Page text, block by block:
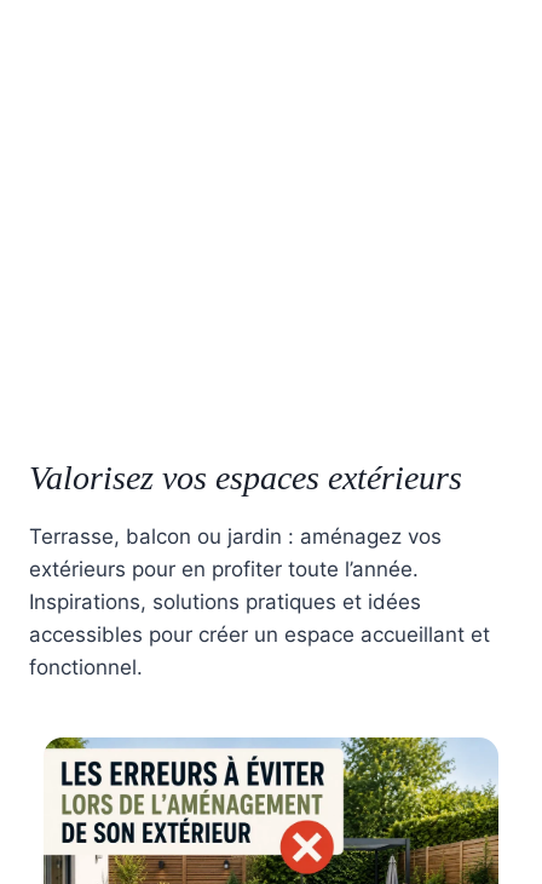
Valorisez vos espaces extérieurs
Terrasse, balcon ou jardin : aménagez vos
extérieurs pour en profiter toute l’année.
Inspirations, solutions pratiques et idées
accessibles pour créer un espace accueillant et
fonctionnel.